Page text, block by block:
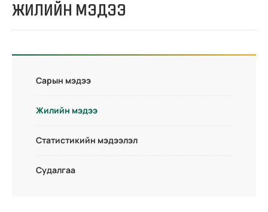
ЖИЛИЙН МЭДЭЭ
Сарын мэдээ
Жилийн мэдээ
Статистикийн мэдээлэл
Судалгаа